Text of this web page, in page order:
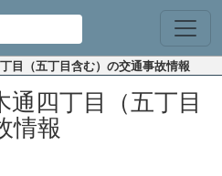
目（五丁目含む）の交通事故情報
通四丁目（五丁目
情報